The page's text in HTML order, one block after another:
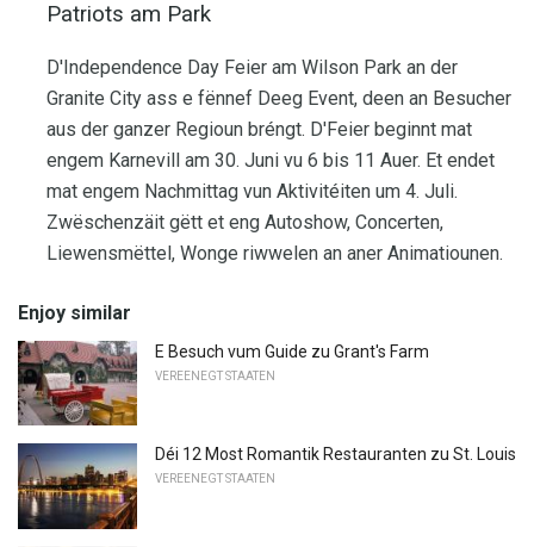
Patriots am Park
D'Independence Day Feier am Wilson Park an der
Granite City ass e fënnef Deeg Event, deen an Besucher
aus der ganzer Regioun bréngt. D'Feier beginnt mat
engem Karnevill am 30. Juni vu 6 bis 11 Auer. Et endet
mat engem Nachmittag vun Aktivitéiten um 4. Juli.
Zwëschenzäit gëtt et eng Autoshow, Concerten,
Liewensmëttel, Wonge riwwelen an aner Animatiounen.
Enjoy similar
E Besuch vum Guide zu Grant's Farm
VEREENEGT STAATEN
Déi 12 Most Romantik Restauranten zu St. Louis
VEREENEGT STAATEN